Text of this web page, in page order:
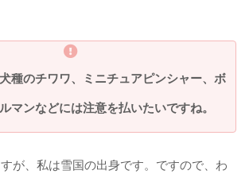
種のチワワ、ミニチュアピンシャー、ボ
マンなどには注意を払いたいですね。
が、私は雪国の出身です。ですので、わ